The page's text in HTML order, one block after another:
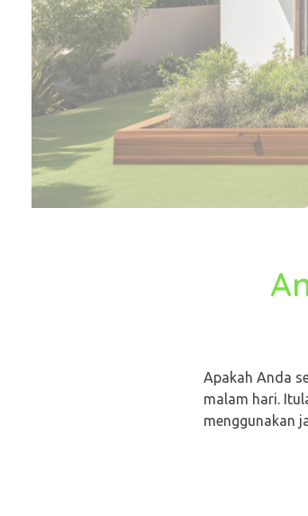
Apakah Anda
malam hari.
menggunakan